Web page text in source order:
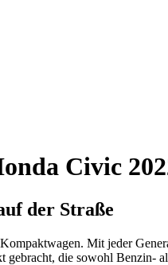
Civic
der Straße
Mit jeder
die sowohl Benzin-